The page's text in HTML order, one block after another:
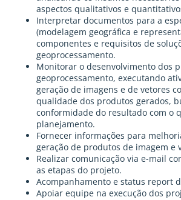
aspectos qualitativos e
Interpretar documentos para a
(modelagem geográfica e
componentes e requisitos de
geoprocessamento.
Monitorar o desenvolvimento dos
geoprocessamento, executando
geração de imagens e de vetores
qualidade dos produtos gerados,
conformidade do resultado com o
planejamento.
Fornecer informações para
geração de produtos de imagem e
Realizar comunicação via e-mail
as etapas do projeto.
Acompanhamento e status report
Apoiar equipe na execução dos